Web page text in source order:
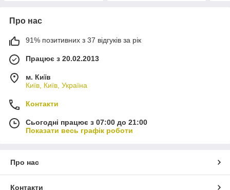
Про нас
91% позитивних з 37 відгуків за рік
Працює з 20.02.2013
м. Київ
Київ, Київ, Україна
Контакти
Сьогодні працює з 07:00 до 21:00
Показати весь графік роботи
Про нас
Контакти